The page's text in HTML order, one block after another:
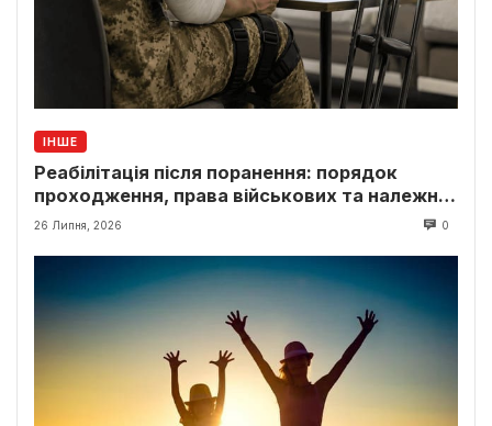
ІНШЕ
Реабілітація після поранення: порядок
проходження, права військових та належні
виплати
26 Липня, 2026 0